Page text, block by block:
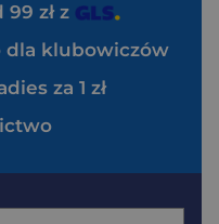
zł z
dla klubowiczów
za 1 zł